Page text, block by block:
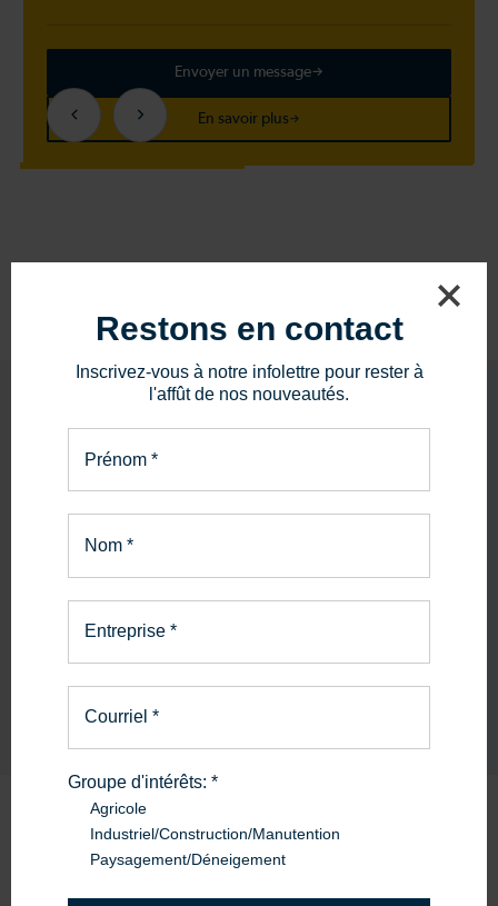
Envoyer un message
En savoir plus
PIÈCES ET SERVICE
La bonne pièce.
Le bon service.
Produitssimilaires
Restons en contact
Inscrivez-vous à notre infolettre pour rester à
l'affût de nos nouveautés.
Prénom *
Nom *
Entreprise *
Courriel *
Groupe d'intérêts: *
Agricole
Industriel/Construction/Manutention
Paysagement/Déneigement